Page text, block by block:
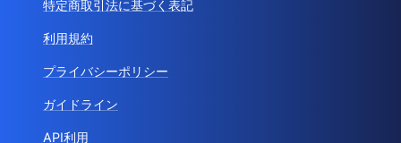
特定商取引法に基づく表記
利用規約
プライバシーポリシー
ガイドライン
API利用